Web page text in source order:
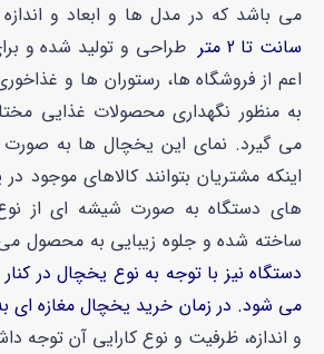
می باشد که در مدل ها و ابعاد و
سانت تا 2 متر
طراحی و تولید شده و
اعم از فروشگاه ها، رستوران ها و
به منظور نگهداری محصولات غذایی
می گیرد. نمای این یخچال ها به صورت
اینکه مشتریان بتوانند کالاهای موجود
های دستگاه به صورت شیشه ای از
ساخته شده و جلوه زیبایی به محصول
دستگاه نیز با توجه به نوع یخچال در
می شود. در زمان خرید یخچال مغازه ای
و اندازه، ظرفیت و نوع کارایی آن توجه